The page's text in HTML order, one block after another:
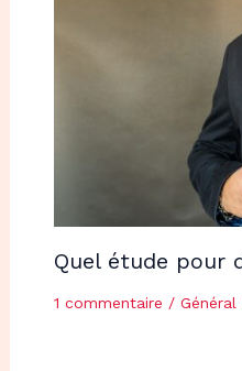
Quel étude pour
1 commentaire / Général